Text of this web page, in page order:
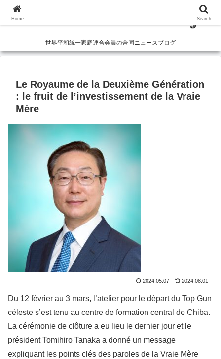
世界平和統一家庭連合会員の合同ニュースブログ
Le Royaume de la Deuxième Génération
: le fruit de l’investissement de la Vraie
Mère
2024.05.07 2024.08.01
Du 12 février au 3 mars, l’atelier pour le départ du Top Gun
céleste s’est tenu au centre de formation central de Chiba.
La cérémonie de clôture a eu lieu le dernier jour et le
président Tomihiro Tanaka a donné un message
expliquant les points clés des paroles de la Vraie Mère
Home Search